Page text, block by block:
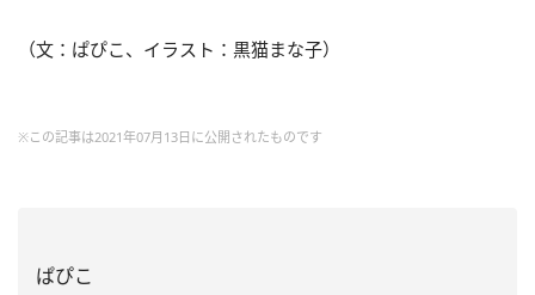
（文：ぱぴこ、イラスト：黒猫まな子）
※この記事は2021年07月13日に公開されたものです
ぱぴこ